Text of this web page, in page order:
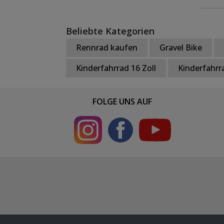
Beliebte Kategorien
Rennrad kaufen Gravel Bike
Kinderfahrrad 16 Zoll
FOLGE UNS AUF